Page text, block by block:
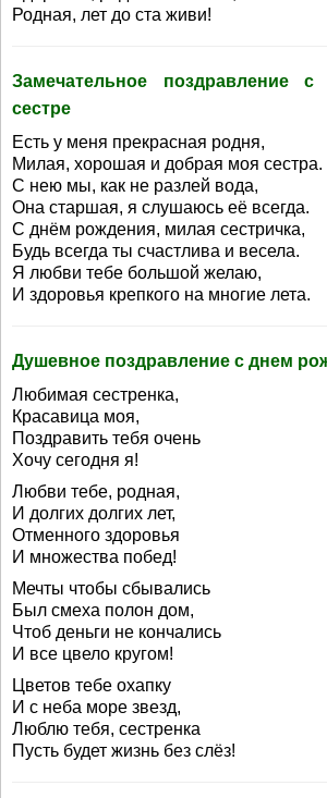
Родная, лет до ста живи!
Замечательное поздравление
сестре
Есть у меня прекрасная родня,
Милая, хорошая и добрая моя сестра.
С нею мы, как не разлей вода,
Она старшая, я слушаюсь её всегда.
С днём рождения, милая сестричка,
Будь всегда ты счастлива и весела.
Я любви тебе большой желаю,
И здоровья крепкого на многие лета.
Душевное поздравление с днем
Любимая сестренка,
Красавица моя,
Поздравить тебя очень
Хочу сегодня я!
Любви тебе, родная,
И долгих долгих лет,
Отменного здоровья
И множества побед!
Мечты чтобы сбывались
Был смеха полон дом,
Чтоб деньги не кончались
И все цвело кругом!
Цветов тебе охапку
И с неба море звезд,
Люблю тебя, сестренка
Пусть будет жизнь без слёз!